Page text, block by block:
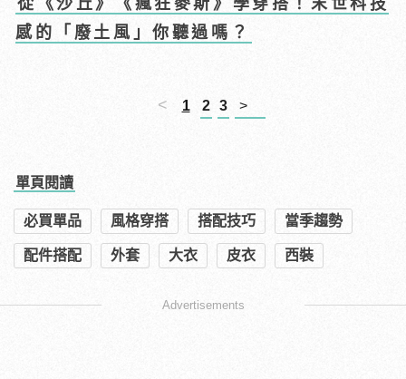
從《沙丘》《瘋狂麥斯》學穿搭！末世科技
感的「廢土風」你聽過嗎？
< 1 2 3 >
單頁閱讀
必買單品 風格穿搭 搭配技巧 當季趨勢
配件搭配 外套 大衣 皮衣 西裝
Advertisements